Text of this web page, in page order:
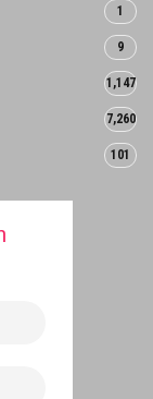
1
9
1,147
7,260
101